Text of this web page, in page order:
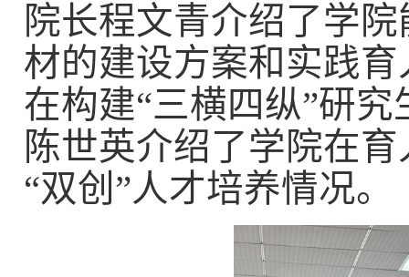
院长程文青介绍了学
材的建设方案和实践
在构建“三横四纵”研究
陈世英介绍了学院在
“双创 ”人才培养情况。